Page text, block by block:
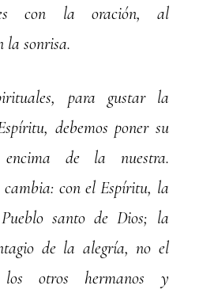
con la oración, al
la sonrisa.
para gustar la
debemos poner su
de la nuestra.
cambia: con el Espíritu, la
santo de Dios; la
de la alegría, no el
los otros hermanos y